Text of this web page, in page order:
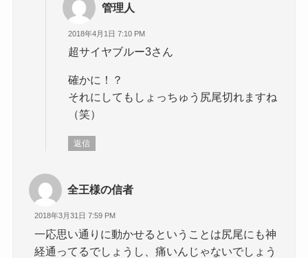
管理人
2018年4月1日 7:10 PM
超サイヤブルー3さん
確かに！？
それにしてもしょっちゅう尻尾切れますね
（笑）
返信
全王様の信者
2018年3月31日 7:59 PM
一応思い通りに動かせるということは尻尾にも神
経通ってるでしょうし、痛いんじゃないでしょう